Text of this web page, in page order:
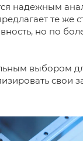
надежным
те же
но по
выбором
свои